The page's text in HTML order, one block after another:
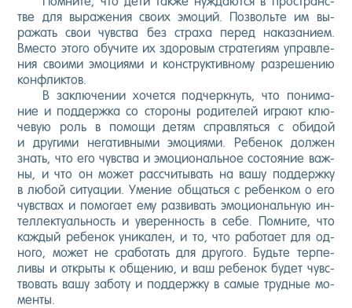
тве для вы­раже­ния сво­их эмо­ций. Поз­воль­те им вы­
ражать свои чувс­тва без стра­ха пе­ред на­каза­ни­ем.
Вмес­то это­го обу­чите их здо­ровым стра­теги­ям уп­равле­
ния сво­ими эмо­ци­ями и конс­трук­тивно­му раз­ре­шению
кон­флик­тов.
В зак­лю­чении хо­чет­ся под­чер­кнуть, что по­нима­
ние и под­дер­жка со сто­роны ро­дите­лей иг­ра­ют клю­
чевую роль в по­мощи де­тям справ­лять­ся с оби­дой
и дру­гими не­гатив­ны­ми эмо­ци­ями. Ре­бенок дол­жен
знать, что его чувс­тва и эмо­ци­ональ­ное сос­то­яние важ­
ны, и что он мо­жет рас­счи­тывать на ва­шу под­дер­жку
в лю­бой си­ту­ации. Уме­ние об­щать­ся с ре­бен­ком о его
чувс­твах и по­мога­ет ему раз­ви­вать эмо­ци­ональ­ную ин­
теллек­ту­аль­ность и уве­рен­ность в се­бе. Пом­ни­те, что
каж­дый ре­бенок уни­кален, и то, что ра­бота­ет для од­
но­го, мо­жет не сра­ботать для дру­гого. Будь­те тер­пе­
ливы и от­кры­ты к об­ще­нию, и ваш ре­бенок бу­дет чувс­
тво­вать ва­шу за­боту и под­дер­жку в са­мые труд­ные мо­
мен­ты.